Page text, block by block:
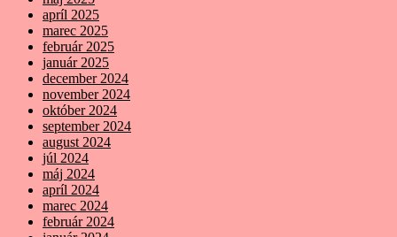
apríl 2025
marec 2025
február 2025
január 2025
december 2024
november 2024
október 2024
september 2024
august 2024
júl 2024
máj 2024
apríl 2024
marec 2024
február 2024